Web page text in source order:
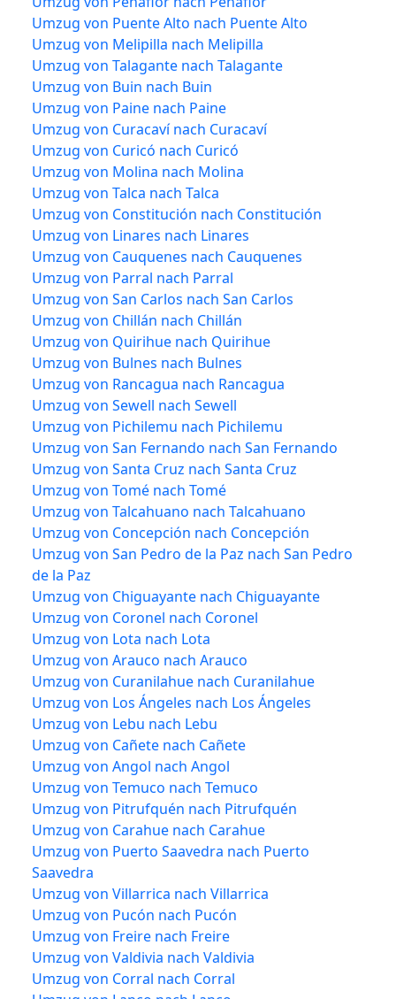
Umzug von Puente Alto nach Puente Alto
Umzug von Melipilla nach Melipilla
Umzug von Talagante nach Talagante
Umzug von Buin nach Buin
Umzug von Paine nach Paine
Umzug von Curacaví nach Curacaví
Umzug von Curicó nach Curicó
Umzug von Molina nach Molina
Umzug von Talca nach Talca
Umzug von Constitución nach Constitución
Umzug von Linares nach Linares
Umzug von Cauquenes nach Cauquenes
Umzug von Parral nach Parral
Umzug von San Carlos nach San Carlos
Umzug von Chillán nach Chillán
Umzug von Quirihue nach Quirihue
Umzug von Bulnes nach Bulnes
Umzug von Rancagua nach Rancagua
Umzug von Sewell nach Sewell
Umzug von Pichilemu nach Pichilemu
Umzug von San Fernando nach San Fernando
Umzug von Santa Cruz nach Santa Cruz
Umzug von Tomé nach Tomé
Umzug von Talcahuano nach Talcahuano
Umzug von Concepción nach Concepción
Umzug von San Pedro de la Paz nach San Pedro
de la Paz
Umzug von Chiguayante nach Chiguayante
Umzug von Coronel nach Coronel
Umzug von Lota nach Lota
Umzug von Arauco nach Arauco
Umzug von Curanilahue nach Curanilahue
Umzug von Los Ángeles nach Los Ángeles
Umzug von Lebu nach Lebu
Umzug von Cañete nach Cañete
Umzug von Angol nach Angol
Umzug von Temuco nach Temuco
Umzug von Pitrufquén nach Pitrufquén
Umzug von Carahue nach Carahue
Umzug von Puerto Saavedra nach Puerto
Saavedra
Umzug von Villarrica nach Villarrica
Umzug von Pucón nach Pucón
Umzug von Freire nach Freire
Umzug von Valdivia nach Valdivia
Umzug von Corral nach Corral